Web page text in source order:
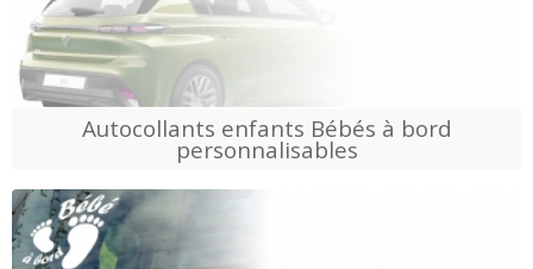
Autocollants enfants Bébés à bord
personnalisables